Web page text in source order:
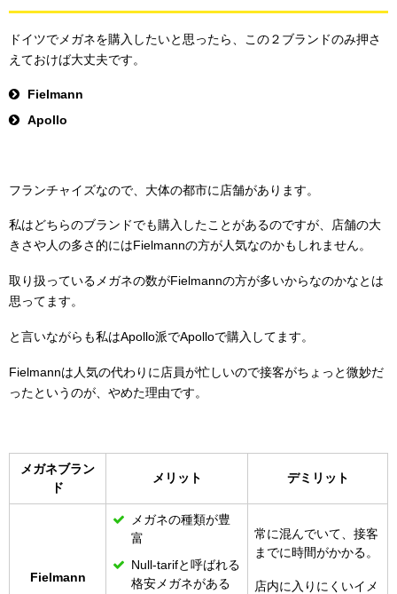
ドイツでメガネを購入したいと思ったら、この２ブランドのみ押さ
えておけば大丈夫です。
Fielmann
Apollo
フランチャイズなので、大体の都市に店舗があります。
私はどちらのブランドでも購入したことがあるのですが、店舗の大
きさや人の多さ的にはFielmannの方が人気なのかもしれません。
取り扱っているメガネの数がFielmannの方が多いからなのかなとは
思ってます。
と言いながらも私はApollo派でApolloで購入してます。
Fielmannは人気の代わりに店員が忙しいので接客がちょっと微妙だ
ったというのが、やめた理由です。
メガネブラン
ド
メリット デミリット
Fielmann
メガネの種類が豊
富
Null-tarifと呼ばれる
格安メガネがある
常に混んでいて、接客
までに時間がかかる。
店内に入りにくいイメ